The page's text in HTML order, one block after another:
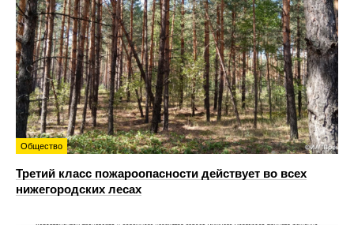
Общество
Третий класс пожароопасности действует во всех
нижегородских лесах